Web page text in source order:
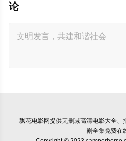
论
飘花电影网提供无删减高清电影大全、
剧全集免费在